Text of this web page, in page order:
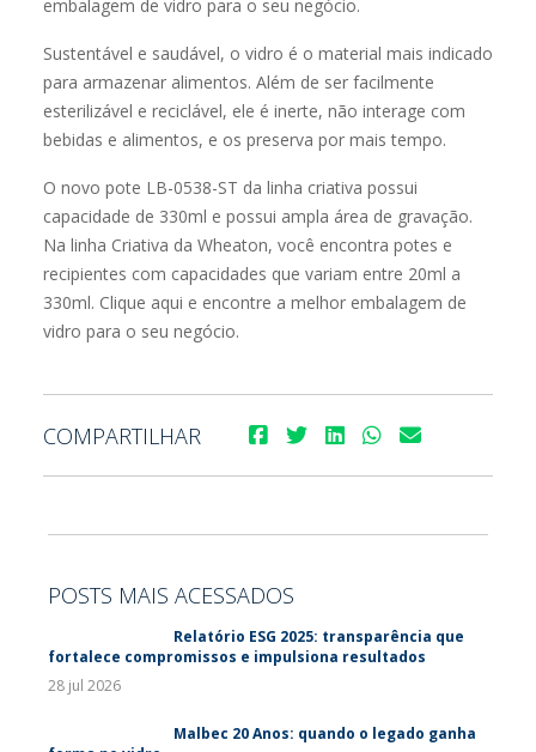
Sustentável e saudável, o vidro é o material mais indicado
para armazenar alimentos. Além de ser facilmente
esterilizável e reciclável, ele é inerte, não interage com
bebidas e alimentos, e os preserva por mais tempo.
O novo pote LB-0538-ST da linha criativa possui
capacidade de 330ml e possui ampla área de gravação.
Na linha Criativa da Wheaton, você encontra potes e
recipientes com capacidades que variam entre 20ml a
330ml. Clique aqui e encontre a melhor embalagem de
vidro para o seu negócio.
COMPARTILHAR
POSTS MAIS ACESSADOS
Relatório ESG 2025: transparência que
fortalece compromissos e impulsiona resultados
28 jul 2026
Malbec 20 Anos: quando o legado ganha